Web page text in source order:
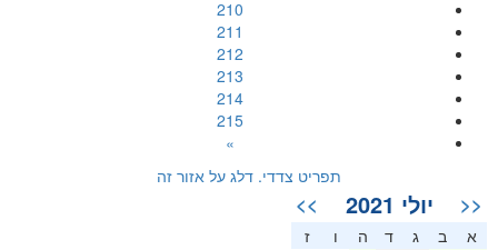
210
211
212
213
214
215
»
תפריט צדדי. דלג על אזור זה
<< יולי 2021 >>
א ב ג ד ה
ז